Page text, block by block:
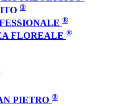
®
®
FLOREALE ®
PIETRO ®